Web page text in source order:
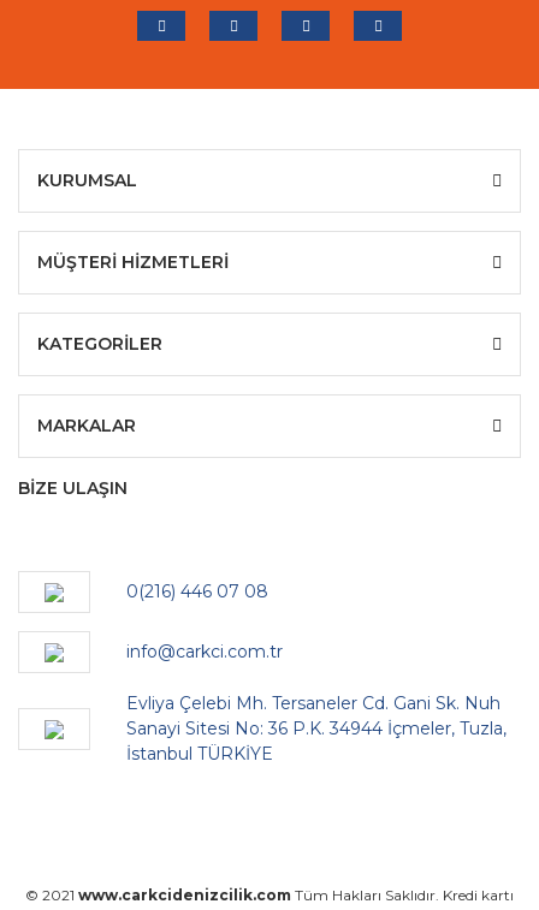
KURUMSAL
MÜŞTERİ HİZMETLERİ
KATEGORİLER
MARKALAR
BİZE ULAŞIN
0(216) 446 07 08
info@carkci.com.tr
Evliya Çelebi Mh. Tersaneler Cd. Gani Sk. Nuh
Sanayi Sitesi No: 36 P.K. 34944 İçmeler, Tuzla,
İstanbul TÜRKİYE
© 2021 www.carkcidenizcilik.com Tüm Hakları Saklıdır. Kredi kartı